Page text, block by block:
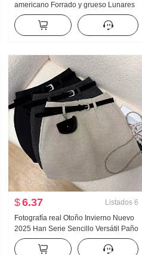
americano Forrado y grueso Lunares
Letras Completo Sello Manga Larga
Suéter con capucha Casual Mujer
Abrigo Moda
$6.37 Listados 6
Fotografía real Otoño Invierno Nuevo
2025 Han Serie Sencillo Versátil Paño
grueso Falda Adelgazante Talle alto
Una palabra Minifalda Con cinturón